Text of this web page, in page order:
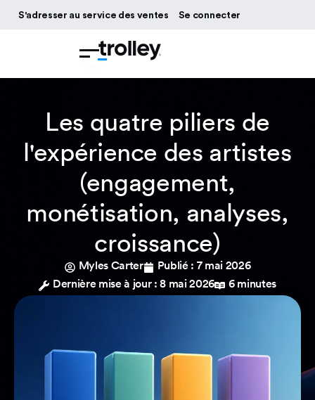
S'adresser au service des ventes Se connecter
Les quatre piliers de
l'expérience des artistes
(engagement,
monétisation, analyses,
croissance)
Myles Carter Publié : 7 mai 2026
Dernière mise à jour : 8 mai 2026
6 minutes